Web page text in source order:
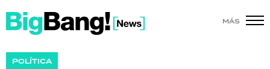
MÁS
POLÍTICA
SHOW